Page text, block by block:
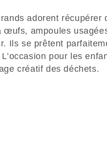
adorent récupérer
œufs, ampoules
Ils se prêtent
pour les
créatif des déchets.